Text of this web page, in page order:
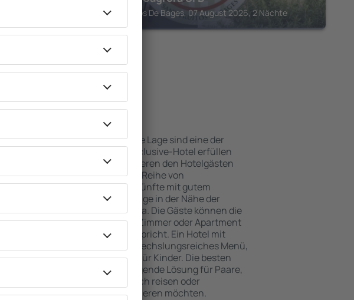
Nächte Sant Fruitos De Bages, 07 August 2026, 2 Nächte
– beste Hotels
Service und eine attraktive Lage sind eine der
Bedingungen, die ein All-Inclusive-Hotel erfüllen
Die besten Hotels in Suria garantieren den Hotelgästen
Service und eine Reihe von
Hochwertige Unterkünfte mit gutem
bieten eine ausgezeichnete Lage in der Nähe der
Sehenswürdigkeiten in Suria. Die Gäste können die
Parkplätze nutzen und ein Zimmer oder Apartment
das ihren Erwartungen entspricht. Ein Hotel mit
Standard umfasst ebenfalls abwechslungsreiches Menü,
Fitnesszone und Attraktionen für Kinder. Die besten
in Suria sind eine hervorragende Lösung für Paare,
sowie Personen, die geschäftlich reisen oder
für ihre Mitarbeiter organisieren möchten.